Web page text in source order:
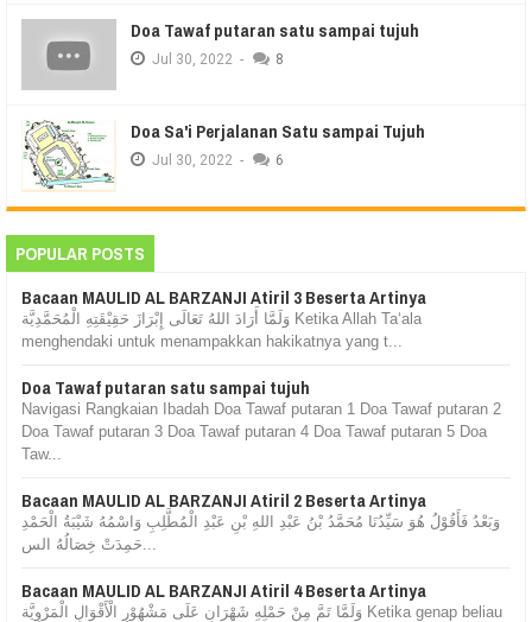
Doa Tawaf putaran satu sampai tujuh
Jul 30, 2022 - 8
Doa Sa'i Perjalanan Satu sampai Tujuh
Jul 30, 2022 - 6
POPULAR POSTS
Bacaan MAULID AL BARZANJI Atiril 3 Beserta Artinya
وَلَمَّا أَرَادَ اللهُ تَعَالَى إِبْرَازَ حَقِيْقَتِهِ الْمُحَمَّدِيَّة Ketika Allah Ta‘ala
menghendaki untuk menampakkan hakikatnya yang t...
Doa Tawaf putaran satu sampai tujuh
Navigasi Rangkaian Ibadah Doa Tawaf putaran 1 Doa Tawaf putaran 2
Doa Tawaf putaran 3 Doa Tawaf putaran 4 Doa Tawaf putaran 5 Doa
Taw...
Bacaan MAULID AL BARZANJI Atiril 2 Beserta Artinya
وَبَعْدُ فَأَقُوْلُ هُوَ سَيِّدُنَا مُحَمَّدُ بْنُ عَبْدِ اللهِ بْنِ عَبْدِ الْمُطَّلِبِ وَاسْمُهُ شَيْبَةُ الْحَمْدِ
Bacaan MAULID AL BARZANJI Atiril 4 Beserta Artinya
وَلَمَّا تَمَّ مِنْ حَمْلِهِ شَهْرَانِ عَلَى مَشْهُوْرِ الْأَقْوَالِ الْمَرْوِيَّة Ketika genap beliau